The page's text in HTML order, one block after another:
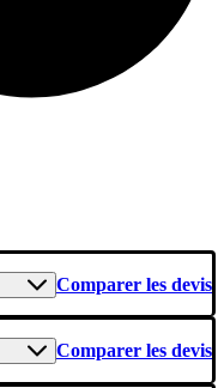
Comparer les devis
Comparer les devis